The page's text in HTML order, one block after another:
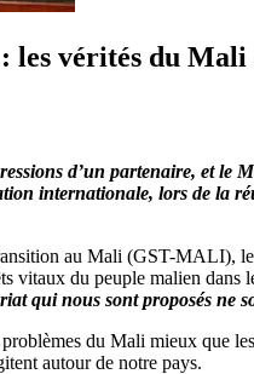
les vérités du Mali
d’un partenaire, et le
internationale, lors de la
au Mali (GST-MALI),
vitaux du peuple malien dans
qui nous sont proposés ne
du Mali mieux que
autour de notre pays.